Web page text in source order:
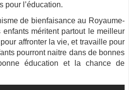
pour l’éducation.
de bienfaisance au Royaume-
méritent partout le meilleur
affronter la vie, et travaille pour
pourront naitre dans de bonnes
éducation et la chance de